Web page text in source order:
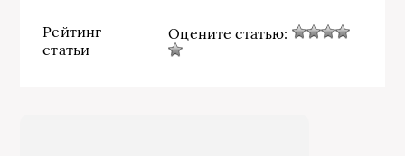
Рейтинг
статьи
Оцените статью: